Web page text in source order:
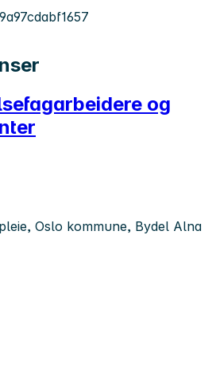
og
Oslo kommune, Bydel Alna